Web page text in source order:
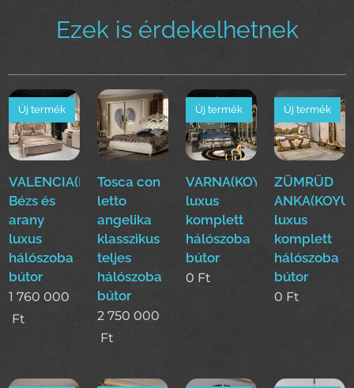
Ezek is érdekelhetnek
VALENCIA(Dase)
Bézs és
arany
luxus
hálószoba
bútor
Új termék
1 760 000
Ft
Tosca con
letto
angelika
klasszikus
teljes
hálószoba
bútor
2 750 000
Ft
VARNA(KOYUN)Klasszikus
luxus
komplett
hálószoba
bútor
Új termék
0 Ft
ZÜMRÜD
luxus
komplett
hálószoba
bútor
Új termék
0 Ft